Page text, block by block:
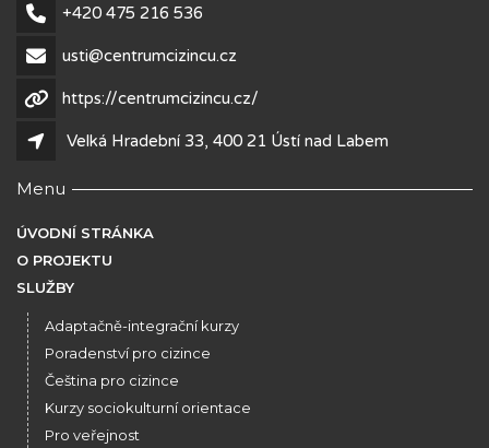
+420 475 216 536
usti@centrumcizincu.cz
https://centrumcizincu.cz/
Velká Hradební 33, 400 21 Ústí nad Labem
Menu
ÚVODNÍ STRÁNKA
O PROJEKTU
SLUŽBY
Adaptačně-integrační kurzy
Poradenství pro cizince
Čeština pro cizince
Kurzy sociokulturní orientace
Pro veřejnost